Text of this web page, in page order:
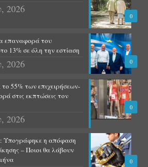
0
2026
0
επαναφορά του
13% σε όλη την εστίαση
2026
0
55% των επιχειρήσεων-
στις εκπτώσεις τον
2026
0
Υπογράφηκε η απόφαση
– Ποιοι θα λάβουν